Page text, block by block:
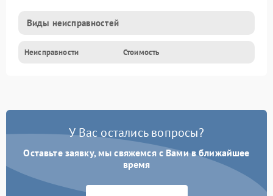
Виды неисправностей
Неисправности Стоимость
У Вас остались вопросы?
Оставьте заявку, мы свяжемся с Вами в ближайшее
время